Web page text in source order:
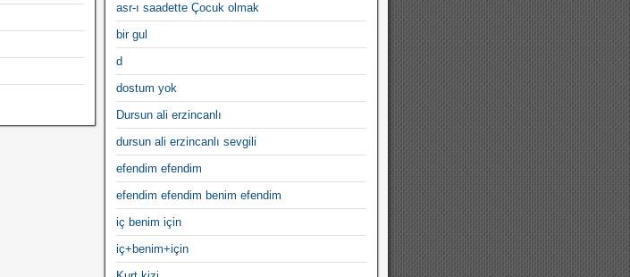
asr-ı saadette Çocuk olmak
bir gul
d
dostum yok
Dursun ali erzincanlı
dursun ali erzincanlı sevgili
efendim efendim
efendim efendim benim efendim
iç benim için
iç+benim+için